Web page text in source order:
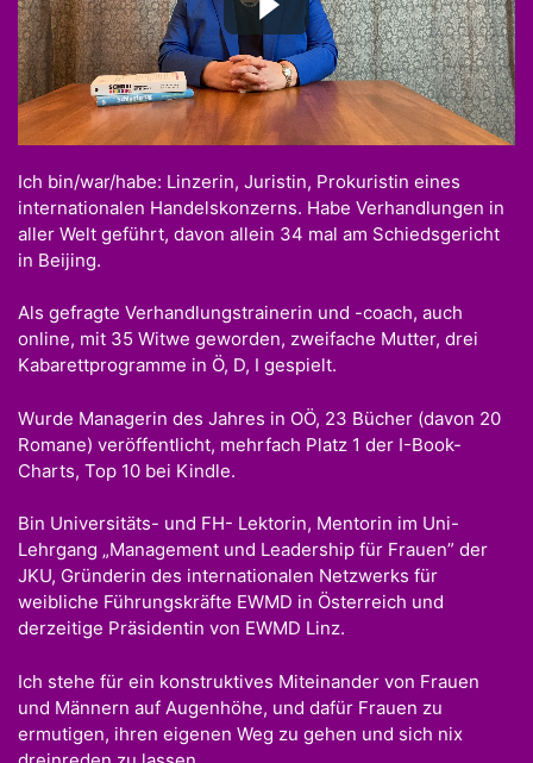
Ich bin/war/habe: Linzerin, Juristin, Prokuristin eines
internationalen Handelskonzerns. Habe Verhandlungen in
aller Welt geführt, davon allein 34 mal am Schiedsgericht
in Beijing.
Als gefragte Verhandlungstrainerin und -coach, auch
online, mit 35 Witwe geworden, zweifache Mutter, drei
Kabarettprogramme in Ö, D, I gespielt.
Wurde Managerin des Jahres in OÖ, 23 Bücher (davon 20
Romane) veröffentlicht, mehrfach Platz 1 der I-Book-
Charts, Top 10 bei Kindle.
Bin Universitäts- und FH- Lektorin, Mentorin im Uni-
Lehrgang „Management und Leadership für Frauen” der
JKU, Gründerin des internationalen Netzwerks für
weibliche Führungskräfte EWMD in Österreich und
derzeitige Präsidentin von EWMD Linz.
Ich stehe für ein konstruktives Miteinander von Frauen
und Männern auf Augenhöhe, und dafür Frauen zu
ermutigen, ihren eigenen Weg zu gehen und sich nix